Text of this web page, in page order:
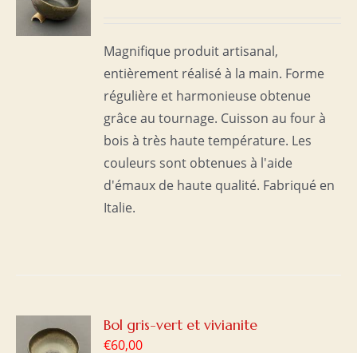
Magnifique produit artisanal,
entièrement réalisé à la main. Forme
régulière et harmonieuse obtenue
grâce au tournage. Cuisson au four à
bois à très haute température. Les
couleurs sont obtenues à l'aide
d'émaux de haute qualité. Fabriqué en
Italie.
Bol gris-vert et vivianite
€60,00